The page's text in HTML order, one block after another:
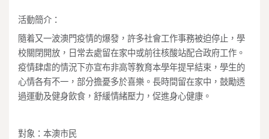
活動簡介：
隨着又一波澳門疫情的爆發，許多社會工作事務被迫停止，學
校關閉開放，日常去處留在家中或前往核酸站配合政府工作。
疫情肆虐的情況下亦宣布非高等教育本學年提早結束，學生的
心情各有不一，部分擔憂多於喜樂。長時間留在家中，鼓勵透
過運動及健身飲食，舒緩情緒壓力，促進身心健康。
對象：本澳市民